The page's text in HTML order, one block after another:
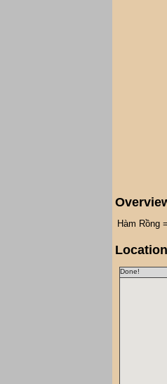
Hàm Rồng
Location
Done!